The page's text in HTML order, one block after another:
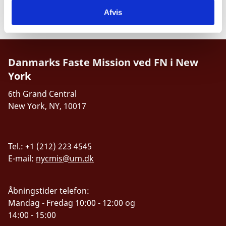
Afvis
Danmarks Faste Mission ved FN i New
York
6th Grand Central
New York, NY, 10017
Tel.: +1 (212) 223 4545
E-mail: nycmis@um.dk
Åbningstider telefon:
Mandag - Fredag 10:00 - 12:00 og
14:00 - 15:00